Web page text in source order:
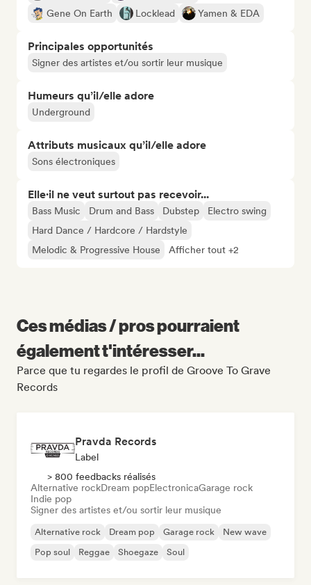
Gene On Earth
Locklead Yamen & EDA
Principales opportunités
Signer des artistes et/ou sortir leur musique
Humeurs qu’il/elle adore
Underground
Attributs musicaux qu’il/elle adore
Sons électroniques
Elle·il ne veut surtout pas recevoir...
Bass Music Drum and Bass Dubstep
Electro swing
Hard Dance / Hardcore / Hardstyle
Melodic & Progressive House
Afficher tout +2
Ces médias / pros pourraient
également t'intéresser...
Parce que tu regardes le profil de Groove To Grave
Records
Pravda Records
Label
> 800 feedbacks réalisés
Alternative rockDream popElectronicaGarage rock
Indie pop
Signer des artistes et/ou sortir leur musique
Alternative rock Dream pop Garage rock
New wave
Pop soul
Reggae Shoegaze Soul